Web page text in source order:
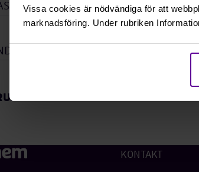
Vissa cookies är nödvändiga för att
marknadsföring. Under rubriken
KONTAKT